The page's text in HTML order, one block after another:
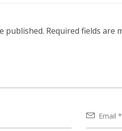
published. Required fields are